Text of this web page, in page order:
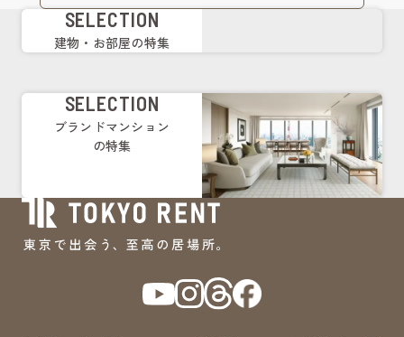
SELECTION
建物・お部屋の特集
SELECTION
ブランドマンション
の特集